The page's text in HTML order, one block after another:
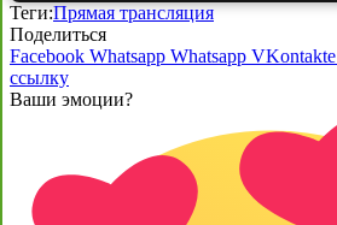
Теги:Прямая трансляция
Поделиться
Facebook Whatsapp Whatsapp VKontakte
ссылку
Ваши эмоции?